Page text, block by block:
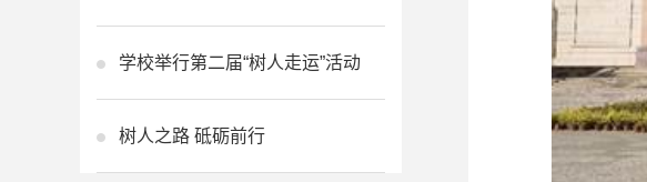
学校举行第二届“树人走运”活动
树人之路 砥砺前行